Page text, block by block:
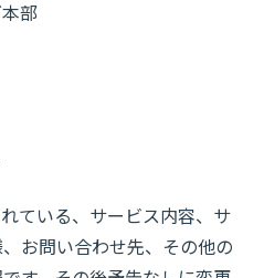
部
ている、サービス内容、サ
お問い合わせ先、その他の